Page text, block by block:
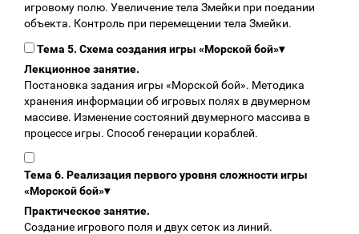
игровому полю. Увеличение тела Змейки при поедании
объекта. Контроль при перемещении тела Змейки.
Тема 5. Схема создания игры «Морской бой»▾
Лекционное занятие.
Постановка задания игры «Морской бой». Методика
хранения информации об игровых полях в двумерном
массиве. Изменение состояний двумерного массива в
процессе игры. Способ генерации кораблей.
Тема 6. Реализация первого уровня сложности игры
«Морской бой»▾
Практическое занятие.
Создание игрового поля и двух сеток из линий.